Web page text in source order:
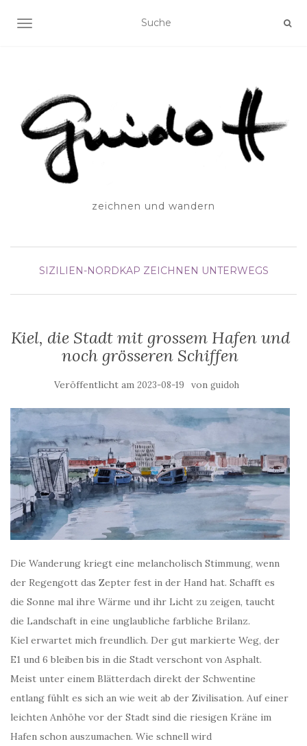
SCHALTE NAVIGATION
zeichnen und wandern
SIZILIEN-NORDKAP ZEICHNEN UNTERWEGS
Kiel, die Stadt mit grossem Hafen und
noch grösseren Schiffen
Veröffentlicht am 2023-08-19 von guidoh
Die Wanderung kriegt eine melancholisch Stimmung, wenn
der Regengott das Zepter fest in der Hand hat. Schafft es
die Sonne mal ihre Wärme und ihr Licht zu zeigen, taucht
die Landschaft in eine unglaubliche farbliche Brilanz.
Kiel erwartet mich freundlich. Der gut markierte Weg, der
E1 und 6 bleiben bis in die Stadt verschont von Asphalt.
Meist unter einem Blätterdach direkt der Schwentine
entlang fühlt es sich an wie weit ab der Zivilisation. Auf einer
leichten Anhöhe vor der Stadt sind die riesigen Kräne im
Hafen schon auszumachen. Wie schnell wird